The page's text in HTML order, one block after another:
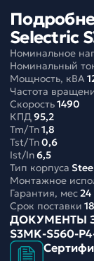
Selectric
Номинальное
Номинальный
Мощность, кВА
Частота
Скорость1490
КПД95,2
Tm/Tn1,8
Tst/Tn0,6
Ist/In6,5
Тип корпуса
Монтажное
Гарантия, мес24
Срок поставки
ДОКУМЕНТЫ
S3MK-S560-